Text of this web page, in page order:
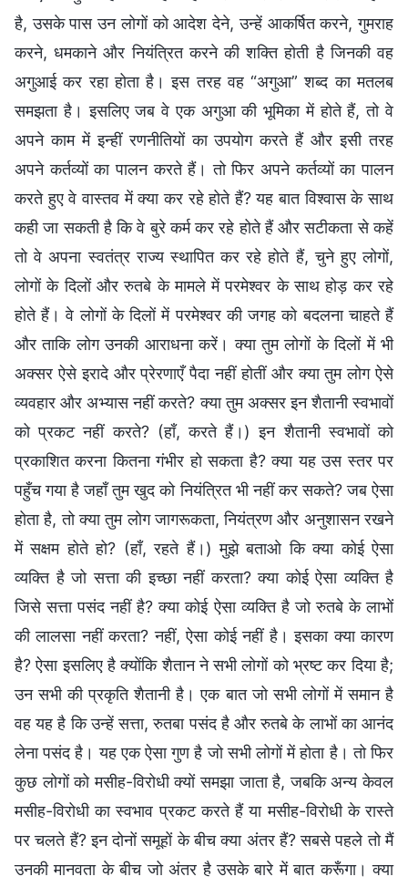
है, उसके पास उन लोगों को आदेश देने, उन्हें आकर्षित करने, गुमराह
करने, धमकाने और नियंत्रित करने की शक्ति होती है जिनकी वह
अगुआई कर रहा होता है। इस तरह वह “अगुआ” शब्द का मतलब
समझता है। इसलिए जब वे एक अगुआ की भूमिका में होते हैं, तो वे
अपने काम में इन्हीं रणनीतियों का उपयोग करते हैं और इसी तरह
अपने कर्तव्यों का पालन करते हैं। तो फिर अपने कर्तव्यों का पालन
करते हुए वे वास्तव में क्या कर रहे होते हैं? यह बात विश्वास के साथ
कही जा सकती है कि वे बुरे कर्म कर रहे होते हैं और सटीकता से कहें
तो वे अपना स्वतंत्र राज्य स्थापित कर रहे होते हैं, चुने हुए लोगों,
लोगों के दिलों और रुतबे के मामले में परमेश्वर के साथ होड़ कर रहे
होते हैं। वे लोगों के दिलों में परमेश्वर की जगह को बदलना चाहते हैं
और ताकि लोग उनकी आराधना करें। क्या तुम लोगों के दिलों में भी
अक्सर ऐसे इरादे और प्रेरणाएँ पैदा नहीं होतीं और क्या तुम लोग ऐसे
व्यवहार और अभ्यास नहीं करते? क्या तुम अक्सर इन शैतानी स्वभावों
को प्रकट नहीं करते? (हाँ, करते हैं।) इन शैतानी स्वभावों को
प्रकाशित करना कितना गंभीर हो सकता है? क्या यह उस स्तर पर
पहुँच गया है जहाँ तुम खुद को नियंत्रित भी नहीं कर सकते? जब ऐसा
होता है, तो क्या तुम लोग जागरूकता, नियंत्रण और अनुशासन रखने
में सक्षम होते हो? (हाँ, रहते हैं।) मुझे बताओ कि क्या कोई ऐसा
व्यक्ति है जो सत्ता की इच्छा नहीं करता? क्या कोई ऐसा व्यक्ति है
जिसे सत्ता पसंद नहीं है? क्या कोई ऐसा व्यक्ति है जो रुतबे के लाभों
की लालसा नहीं करता? नहीं, ऐसा कोई नहीं है। इसका क्या कारण
है? ऐसा इसलिए है क्योंकि शैतान ने सभी लोगों को भ्रष्ट कर दिया है;
उन सभी की प्रकृति शैतानी है। एक बात जो सभी लोगों में समान है
वह यह है कि उन्हें सत्ता, रुतबा पसंद है और रुतबे के लाभों का आनंद
लेना पसंद है। यह एक ऐसा गुण है जो सभी लोगों में होता है। तो फिर
कुछ लोगों को मसीह-विरोधी क्यों समझा जाता है, जबकि अन्य केवल
मसीह-विरोधी का स्वभाव प्रकट करते हैं या मसीह-विरोधी के रास्ते
पर चलते हैं? इन दोनों समूहों के बीच क्या अंतर हैं? सबसे पहले तो मैं
उनकी मानवता के बीच जो अंतर है उसके बारे में बात करूँगा। क्या